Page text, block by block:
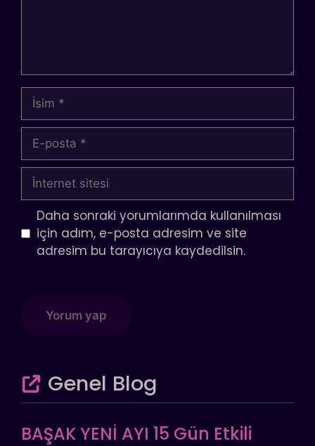
İsim
posta
İnternet
sitesi
Daha sonraki yorumlarımda kullanılması
için adım, e-posta adresim ve site
adresim bu tarayıcıya kaydedilsin.
Genel Blog
BAŞAK YENİ AYI 15 Gün Etkili